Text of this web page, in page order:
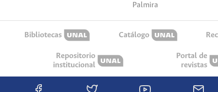
Palmira
Bibliotecas Catálogo
Repositorio
institucional
Portal de
revistas